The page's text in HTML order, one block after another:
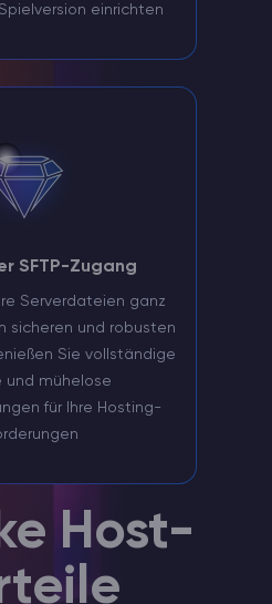
einrichten
SFTP-Zugang
Serverdateien ganz
sicheren und robusten
Sie vollständige
und mühelose
für Ihre Hosting-
Host-